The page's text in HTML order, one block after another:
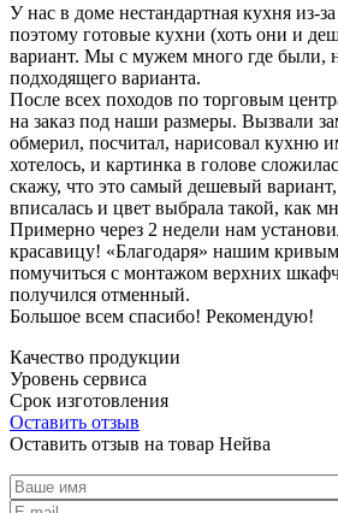
У нас в доме нестандартная кухня из-
поэтому готовые кухни (хоть они и
вариант. Мы с мужем много где были,
подходящего варианта.
После всех походов по торговым
на заказ под наши размеры. Вызвали
обмерил, посчитал, нарисовал кухню
хотелось, и картинка в голове
скажу, что это самый дешевый
вписалась и цвет выбрала такой, как
Примерно через 2 недели нам
красавицу! «Благодаря» нашим
помучиться с монтажом верхних
получился отменный.
Большое всем спасибо! Рекомендую!
Качество продукции
Уровень сервиса
Срок изготовления
Оставить отзыв
Оставить отзыв на товар Нейва